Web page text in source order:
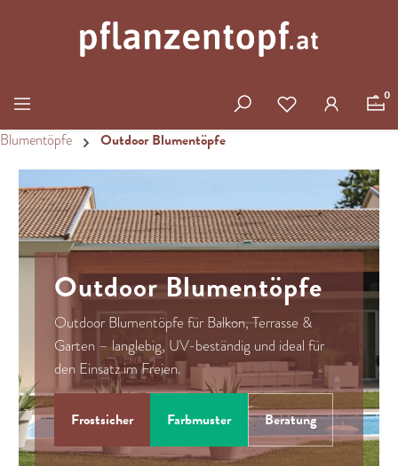
Zum Hauptinhalt springen
0
Blumentöpfe Outdoor Blumentöpfe
Outdoor Blumentöpfe
Outdoor Blumentöpfe für Balkon, Terrasse &
Garten – langlebig, UV-beständig und ideal für
den Einsatz im Freien.
Frostsicher Farbmuster Beratung